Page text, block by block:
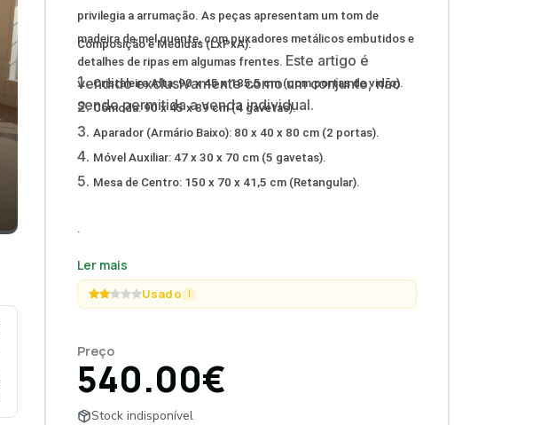
privilegia a arrumação. As peças apresentam um tom de
madeira de mel quente, com puxadores metálicos embutidos e
detalhes de ripas em algumas frentes. Este artigo é
vendido exclusivamente como um conjunto, não
sendo permitida a venda individual.
Composição e Medidas (LxPxA):
Cristaleira Alta: 90 x 45 x 185,5 cm (com portas de vidro).
Cómoda: 90 x 45 x 89 cm (4 gavetas).
Aparador (Armário Baixo): 80 x 40 x 80 cm (2 portas).
Móvel Auxiliar: 47 x 30 x 70 cm (5 gavetas).
Mesa de Centro: 150 x 70 x 41,5 cm (Retangular).
.
Ler mais
Usado i
Preço
540.00€
Stock indisponível